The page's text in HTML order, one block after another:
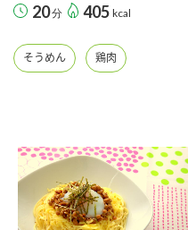
20分 405 kcal
そうめん 鶏肉